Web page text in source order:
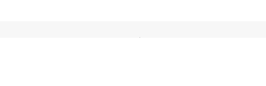
Copyright © 2026 NUK｜All Rights Reserved.